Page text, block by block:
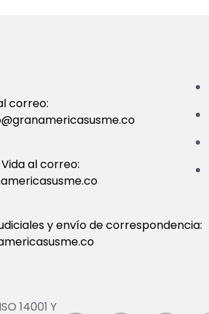
correo:
al correo:
y envío de correspondencia: